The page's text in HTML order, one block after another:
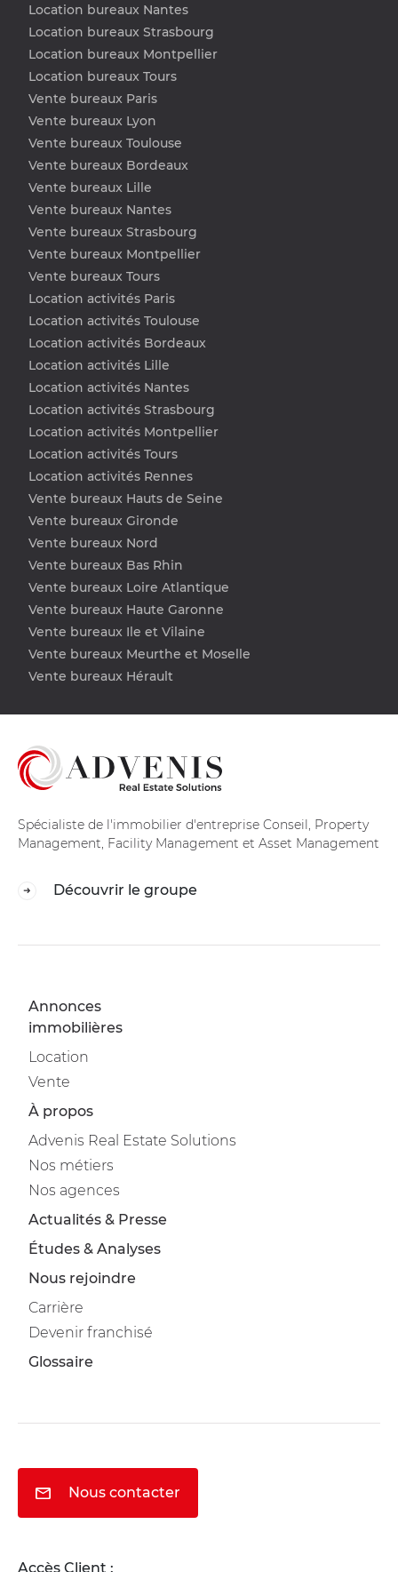
Location bureaux Nantes
Location bureaux Strasbourg
Location bureaux Montpellier
Location bureaux Tours
Vente bureaux Paris
Vente bureaux Lyon
Vente bureaux Toulouse
Vente bureaux Bordeaux
Vente bureaux Lille
Vente bureaux Nantes
Vente bureaux Strasbourg
Vente bureaux Montpellier
Vente bureaux Tours
Location activités Paris
Location activités Toulouse
Location activités Bordeaux
Location activités Lille
Location activités Nantes
Location activités Strasbourg
Location activités Montpellier
Location activités Tours
Location activités Rennes
Vente bureaux Hauts de Seine
Vente bureaux Gironde
Vente bureaux Nord
Vente bureaux Bas Rhin
Vente bureaux Loire Atlantique
Vente bureaux Haute Garonne
Vente bureaux Ile et Vilaine
Vente bureaux Meurthe et Moselle
Vente bureaux Hérault
Spécialiste de l'immobilier d'entreprise Conseil, Property
Management, Facility Management et Asset Management
Découvrir le groupe
Annonces
immobilières
Location
Vente
À propos
Advenis Real Estate Solutions
Nos métiers
Nos agences
Actualités & Presse
Études & Analyses
Nous rejoindre
Carrière
Devenir franchisé
Glossaire
Nous contacter
Accès Client :